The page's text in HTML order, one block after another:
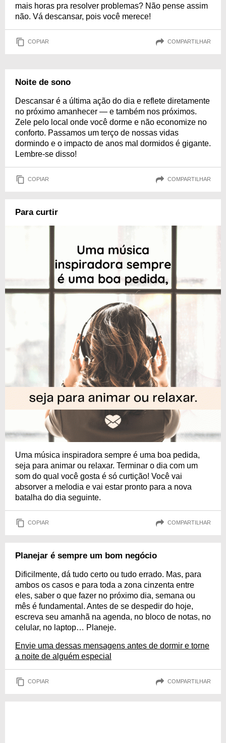
mais horas pra resolver problemas? Não pense assim
não. Vá descansar, pois você merece!
COPIAR COMPARTILHAR
Noite de sono
Descansar é a última ação do dia e reflete diretamente
no próximo amanhecer — e também nos próximos.
Zele pelo local onde você dorme e não economize no
conforto. Passamos um terço de nossas vidas
dormindo e o impacto de anos mal dormidos é gigante.
Lembre-se disso!
COPIAR COMPARTILHAR
Para curtir
Uma música inspiradora sempre é uma boa pedida,
seja para animar ou relaxar. Terminar o dia com um
som do qual você gosta é só curtição! Você vai
absorver a melodia e vai estar pronto para a nova
batalha do dia seguinte.
COPIAR COMPARTILHAR
Planejar é sempre um bom negócio
Dificilmente, dá tudo certo ou tudo errado. Mas, para
ambos os casos e para toda a zona cinzenta entre
eles, saber o que fazer no próximo dia, semana ou
mês é fundamental. Antes de se despedir do hoje,
escreva seu amanhã na agenda, no bloco de notas, no
celular, no laptop… Planeje.
Envie uma dessas mensagens antes de dormir e torne
a noite de alguém especial
COPIAR COMPARTILHAR